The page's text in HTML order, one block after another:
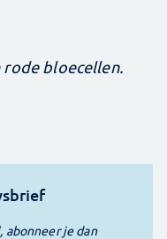
bloecellen.
je dan